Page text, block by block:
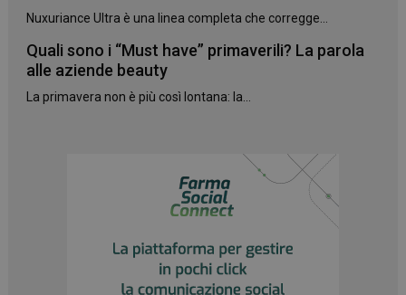
Nuxuriance Ultra è una linea completa che corregge...
Quali sono i “Must have” primaverili? La parola
alle aziende beauty
La primavera non è più così lontana: la...
protette del sito. Il sito web non è in grado di
NOME
FORNITORE
PHP.net
.www.panoramacosmetico.it